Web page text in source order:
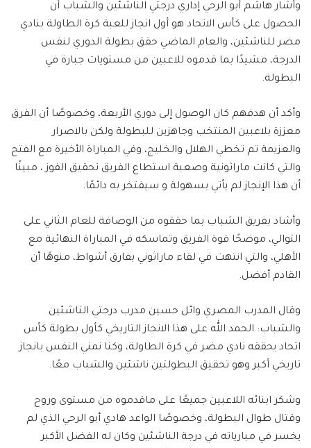
وأشار هاشم أبو الرحي إداري درجتي الناشئين والشباب أن
الحصول على كأس الاتحاد هو أول انجاز للعبة كرة الطاولة بنادي
مضر للناشئين، والعام الماضي حقق بطولة الدوري لنفس
الدرجة، مشيدًا بما قدموه للاعبين من مستويات جبارة في
البطولة.
وأكد أن هدفهم كان الوصول إلى دوري الأربعة، وخصوصًا أن الفرق
معززة بلاعبين المنتخب وجاهزين للبطولة ولكن بالاصرار
والعزيمة تم تخطي الهلال والخليج، وفي المباراة الأخيرة مع الفتح
والتي كانت ماراثونية وصعبة استطاع الفريق تحقيق الفوز ، مبينًا
أن هذا الإنجاز لم يأتي بسهولة و سيفتخر به دائمًا.
وأشاد بفريق الشباب بما حققوه من الوصافة للعام الثاني على
التوالي، موضحًا قوة الفريق وتماسكه في المباراة النهائية مع
الأهلي، والتي انتهت في لقاء ماراثوني بفارق أشواط، منوهًا أن
القادم أفضل.
وقال المدرب المصري وائل حسين مدرب درجتي الناشئين
والشباب: الحمد الله على هذا الانجاز التاريخي كأول بطولة كأس
اتحاد يحققه نادي مضر في كرة الطاولة، وكنا نمني النفس بانجاز
تاريخي أكبر وهو تحقيق البطولتين ناشئين والشباب معًا.
وشكر ابنائه اللاعبين جميعًا على ماقدموه من مستوى وروح
وقتال طوال البطولة، وخصوصًا الواعد هادي أبو الرحي الذي لم
يخسر في مبارياته في درجة الناشئين وكان له الفضل الأكبر